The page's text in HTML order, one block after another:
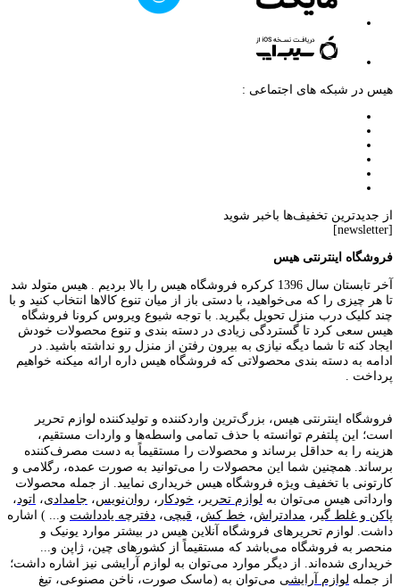
هیس در شبکه های اجتماعی :
از جدیدترین تخفیف‌ها باخبر شوید
[newsletter]
فروشگاه اینترنتی هیس
آخر تابستان سال 1396 کرکره فروشگاه هیس را بالا بردیم . هیس متولد شد
تا هر چیزی را که می‌خواهید، با دستی باز از میان تنوع کالاها انتخاب کنید و با
چند کلیک درب منزل تحویل بگیرید. با توجه شیوع ویروس کرونا فروشگاه
هیس سعی کرد تا گستردگی زیادی در دسته بندی و تنوع محصولات خودش
ایجاد کنه تا شما دیگه نیازی به بیرون رفتن از منزل رو نداشته باشید. در
ادامه به دسته بندی محصولاتی که فروشگاه هیس داره ارائه میکنه خواهیم
پرداخت .
فروشگاه اینترنتی هیس، بزرگ‌ترین وارد‌کننده و تولید‌کننده لوازم تحریر
است؛ این پلتفرم توانسته با حذف تمامی واسطه‌ها و واردات مستقیم،
هزینه را به حداقل برساند و محصولات را مستقیماً به دست مصرف‌کننده
برساند. همچنین شما این محصولات را می‌توانید به صورت عمده، رگلامی و
کارتونی با تخفیف ویژه فروشگاه هیس خریداری نمایید. از جمله محصولات
وارداتی هیس می‌توان به لوازم تحریر ، خودکار ، روان‌نویس، جامدادی، اتود ،
پاکن و غلط گیر ، مدادتراش، خط کش، قیچی، دفترچه یادداشت و... ) اشاره
داشت. لوازم تحریر‌های فروشگاه آنلاین هیس در بیشتر موارد یونیک و
منحصر به فروشگاه می‌باشد که مستقیماً از کشور‌های چین، ژاپن و...
خریداری شده‌اند. از دیگر موارد می‌توان به لوازم آرایشی نیز اشاره داشت؛
از جمله لوازم آرایشی می‌توان به (ماسک صورت، ناخن مصنوعی، تیغ